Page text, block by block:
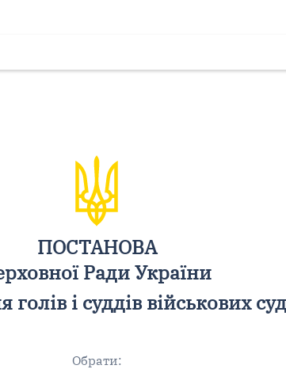
ПОСТАНОВА
Ради України
і суддів військових
Обрати: